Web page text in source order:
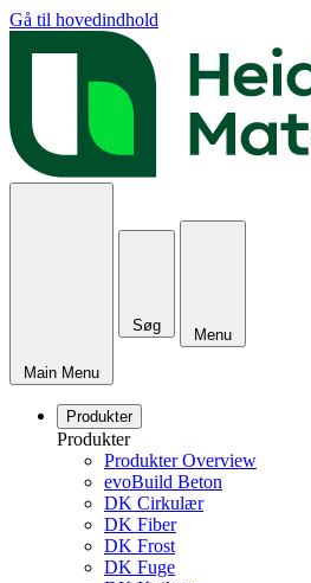
Gå til hovedindhold
Main Menu
Søg
Menu
Produkter
Produkter
Produkter Overview
evoBuild Beton
DK Cirkulær
DK Fiber
DK Frost
DK Fuge